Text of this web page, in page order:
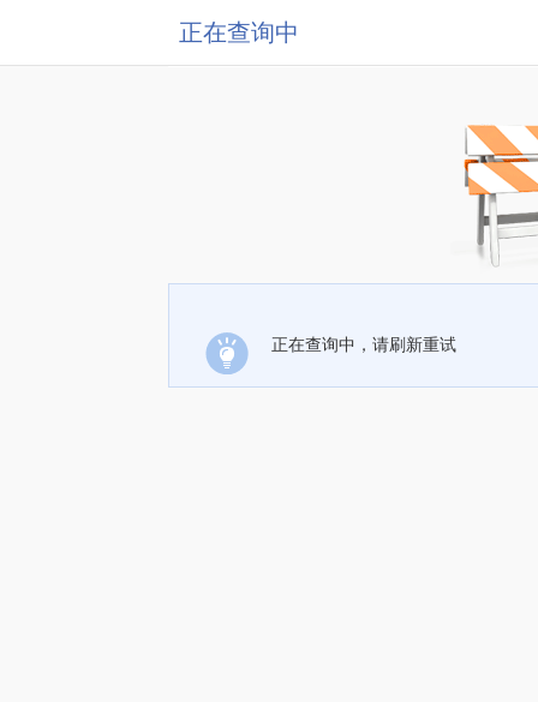
正在查询中
正在查询中，请刷新重试